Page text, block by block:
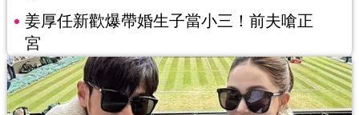
姜厚任新歡爆帶婚生子當小三！前夫嗆正
宮